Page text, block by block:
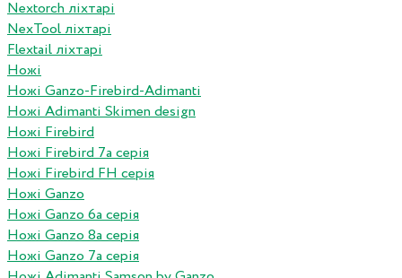
Nextorch ліхтарі
NexTool ліхтарі
Flextail ліхтарі
Ножі
Ножі Ganzo-Firebird-Adimanti
Ножі Adimanti Skimen design
Ножі Firebird
Ножі Firebird 7а серія
Ножі Firebird FH серія
Ножі Ganzo
Ножі Ganzo 6а серія
Ножі Ganzo 8а серія
Ножі Ganzo 7а серія